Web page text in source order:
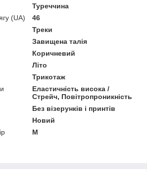
Туреччина
(UA)
46
Треки
Завищена талія
Коричневий
Літо
Трикотаж
Еластичність висока /
Стрейч, Повітропроникність
Без візерунків і принтів
Новий
M